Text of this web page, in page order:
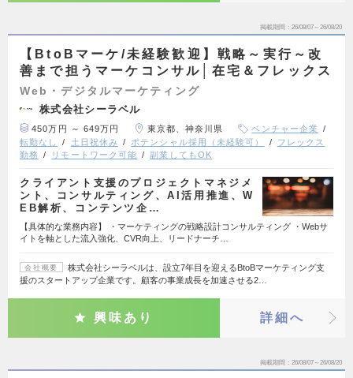
掲載期間 26/08/07～26/08/20
【BtoBマーケ/未経験歓迎】戦略～実行～改
善まで担うマーケコンサル│在宅＆フレックス
Web・デジタルマーケティング
株式会社シーラベル
450万円 ～ 649万円 東京都、神奈川県
ベンチャー企業
転勤なし
土日祝休み ポテンシャル採用（未経験可）
フレックス
勤務
リモートワーク可能 副業してもOK
クライアント支援のプロジェクトマネジメ
ント、コンサルティング、AI活用推進、W
EB解析、コンテンツ企…
【具体的な業務内容】 ・マーケティングの戦略設計コンサルティング ・Webサ
イトを軸とした流入強化、CVR向上、リードナーチ…
会社概要
株式会社シーラベルは、設立7年目を迎えるBtoBマーケティング支
援のスタートアップ企業です。顧客の事業成長を加速させる2…
興味あり 詳細へ
掲載期間 26/08/07～26/08/20